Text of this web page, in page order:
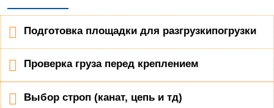
Подготовка площадки для разгрузкипогрузки
Проверка груза перед креплением
Выбор строп (канат, цепь и тд)